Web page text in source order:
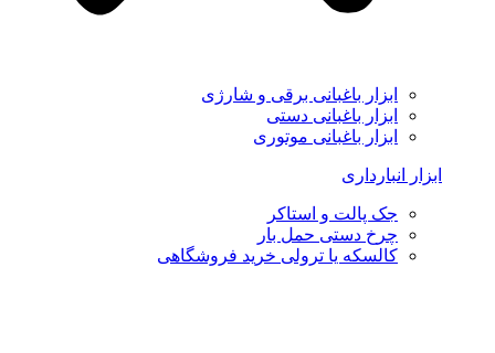
ابزار باغبانی برقی و شارژی
ابزار باغبانی دستی
ابزار باغبانی موتوری
ابزار انبارداری
جک پالت و استاکر
چرخ دستی حمل بار
کالسکه یا ترولی خرید فروشگاهی